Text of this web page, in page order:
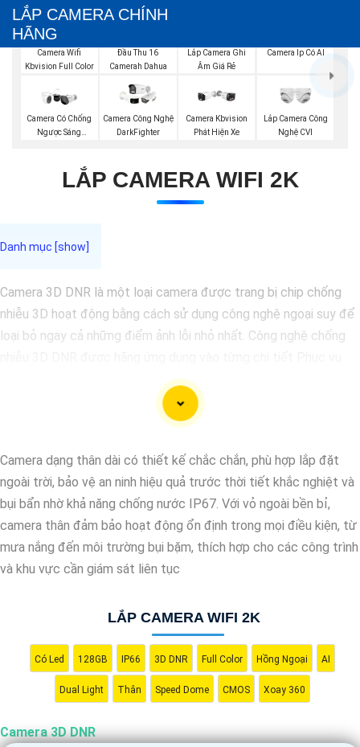
LẮP CAMERA CHÍNH
HÃNG
Camera Wifi
Kbvision Full Color
Đầu Thu 16
Camerah Dahua
Lắp Camera Ghi
Âm Giá Rẻ
Camera Ip Có AI
Camera Có Chống
Ngược Sáng
Camera Công Nghệ
DarkFighter
Camera Kbvision
Phát Hiện Xe
Lắp Camera Công
Nghệ CVI
LẮP CAMERA WIFI 2K
Camera 3D DNR là một loại camera được trang bị chip chống
nhiễu 3D hoạt động bằng cách sử dụng công nghệ ngoại suy để
loại bỏ ngay cả những điểm ảnh lỗi nhỏ nhất. Công nghệ chống
cho hình ảnh của camera trở nên sắc nét, rõ ràng và không bị ảnh
Với tính năng chống nhiễu 3D DNR camera sẽ giúp bạn quan sát
sáng yếu hoặc độ nhiễu cao. Với Những Trang bị cao cấp làm
cho việc giám sát, quan sát trở nên dễ dàng và chính xác hơn.
Camera dạng thân dài có thiết kế chắc chắn, phù hợp lắp đặt
ngoài trời, bảo vệ an ninh hiệu quả trước thời tiết khắc nghiệt và
bụi bẩn nhờ khả năng chống nước IP67. Với vỏ ngoài bền bỉ,
camera thân đảm bảo hoạt động ổn định trong mọi điều kiện, từ
mưa nắng đến môi trường bụi bặm, thích hợp cho các công trình
và khu vực cần giám sát liên tục
LẮP CAMERA WIFI 2K
Có Led 128GB IP66 3D DNR Full Color Hồng Ngoại AI
Dual Light Thân Speed Dome CMOS Xoay 360
Camera 3D DNR